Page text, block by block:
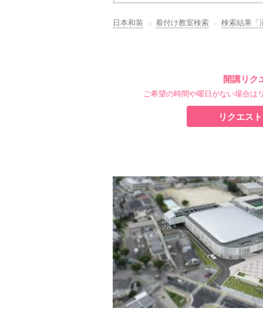
日本和装 着付け教室検索 検索結果「
開講リク
ご希望の時間や曜日がない場合は
リクエス